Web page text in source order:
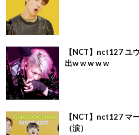
【NCT】nct127 ユ
出w w w w w
【NCT】nct127 マ
（涙）